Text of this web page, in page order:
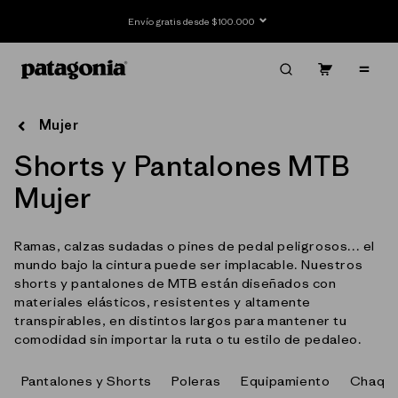
Envío gratis desde $100.000
Carrito
Mujer
C
o
e
c
c
ó
Shorts y Pantalones MTB
Mujer
Ramas, calzas sudadas o pines de pedal peligrosos... el
mundo bajo la cintura puede ser implacable. Nuestros
shorts y pantalones de MTB están diseñados con
materiales elásticos, resistentes y altamente
transpirables, en distintos largos para mantener tu
comodidad sin importar la ruta o tu estilo de pedaleo.
Pantalones y Shorts Poleras Equipamiento